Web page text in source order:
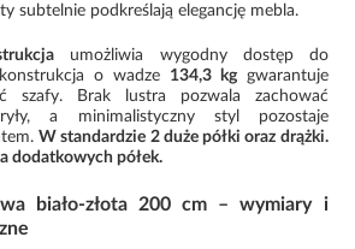
subtelnie podkreślają elegancję mebla.
umożliwia wygodny dostęp do
o wadze 134,3 kggwarantuje
szafy. Brak lustra pozwala zachować
a minimalistyczny styl pozostaje
W standardzie 2 duże półki oraz drążki.
dodatkowych półek.
biało-złota 200 cm – wymiary i